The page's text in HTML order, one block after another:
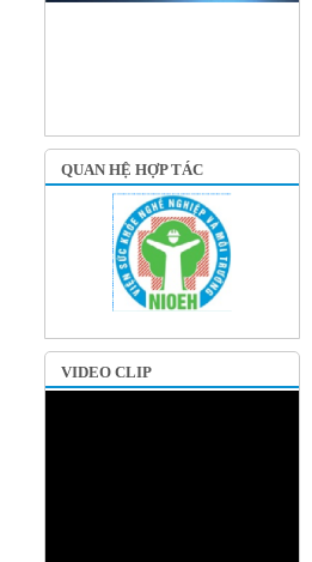
QUAN HỆ HỢP TÁC
VIDEO CLIP